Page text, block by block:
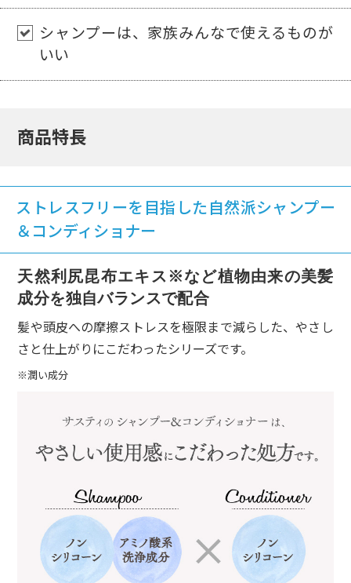
60代女性
御社のヘアカラートリートメントやシャン
たのが3年ほど前でした。
購入したのが利尻シャンプー・コンディショ
自然な香りでもう手放せないものになりまし
た。
旅行や温泉にいくことが多いのですが、ホテ
ルや温泉に備え付けのものを使うと、髪のコ
きれいな髪でおしゃれができるのも、この
利尻シャンプーとコンディショナーのおかげ
40代女性
髪にうれしいシャンプーとリンスを探し求め
て利尻シリーズにたどり着きました。年齢と
シャンプーは、家族みんなで使えるものが
いい
商品特長
ストレスフリーを目指した自然派シャンプー
＆コンディショナー
天然利尻昆布エキス※など植物由来の美髪
成分を独自バランスで配合
髪や頭皮への摩擦ストレスを極限まで減らした、やさし
さと仕上がりにこだわったシリーズです。
※潤い成分